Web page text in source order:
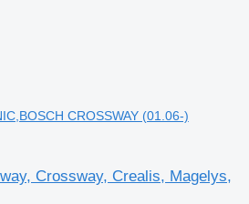
CROSSWAY (01.06-)
Crossway, Crealis, Magelys,